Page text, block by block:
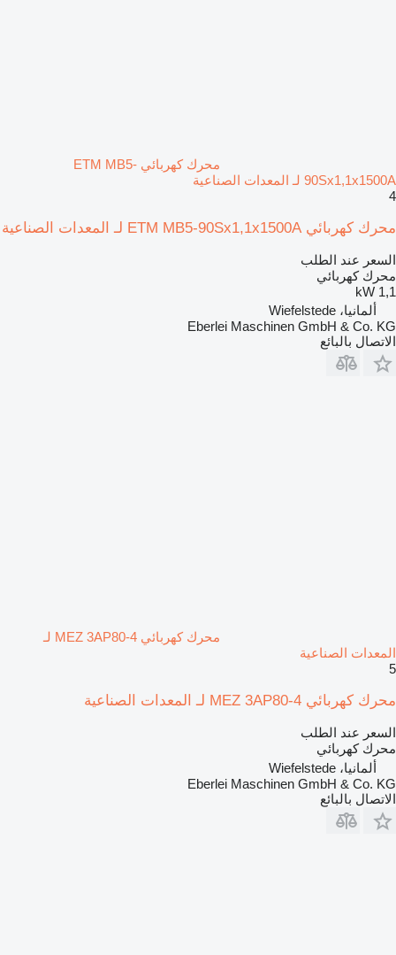
محرك كهربائي ETM MB5-
90Sx1,1x1500A لـ المعدات الصناعية
4
محرك كهربائي ETM MB5-90Sx1,1x1500A لـ المعدات الصناعية
السعر عند الطلب
محرك كهربائي
1,1 kW
ألمانيا، Wiefelstede
Eberlei Maschinen GmbH & Co. KG
الاتصال بالبائع
محرك كهربائي MEZ 3AP80-4 لـ
المعدات الصناعية
5
محرك كهربائي MEZ 3AP80-4 لـ المعدات الصناعية
السعر عند الطلب
محرك كهربائي
ألمانيا، Wiefelstede
Eberlei Maschinen GmbH & Co. KG
الاتصال بالبائع